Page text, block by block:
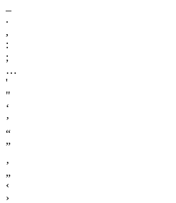
.
,
:
;
…
'
"
‘
’
“
”
‚
„
‹
›